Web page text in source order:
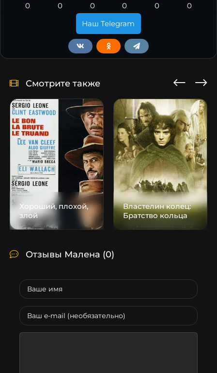
0 0 0 0 0
0
Наш Telegram
Смотрите также
Хороший, плохой,
злой
Властелин колец:
Братство кольца
Отзывы Малена (0)